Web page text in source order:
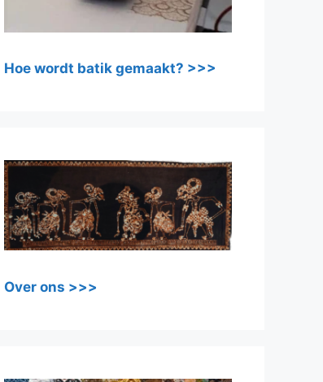
Hoe wordt batik gemaakt? >>>
Over ons >>>